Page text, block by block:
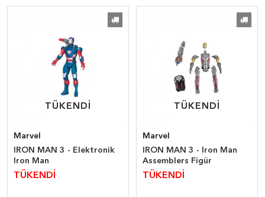
TÜKENDİ
TÜKENDİ
Marvel
IRON MAN 3 - Elektronik
Iron Man
TÜKENDİ
TÜKENDİ
TÜKENDİ
Marvel
IRON MAN 3 - Iron Man
Assemblers Figür
TÜKENDİ